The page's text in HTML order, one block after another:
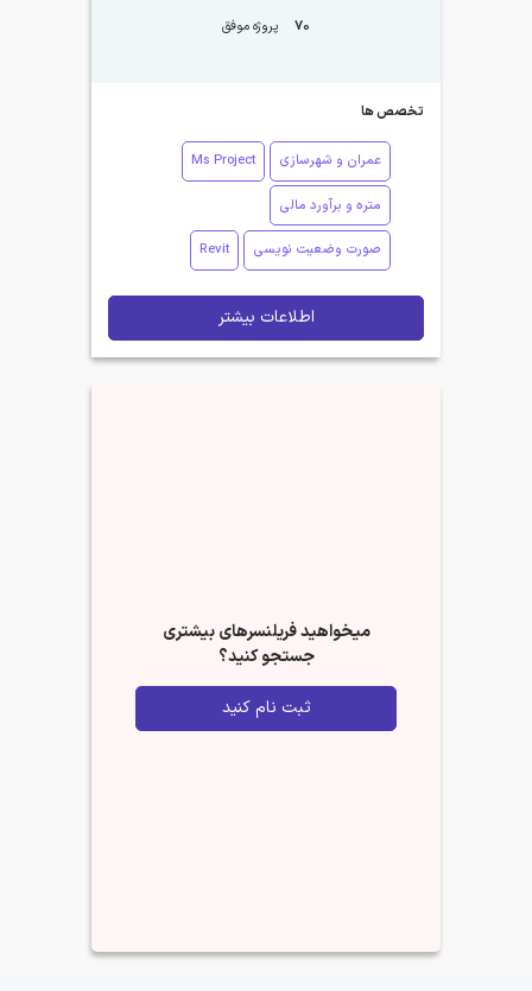
70 پروژه موفق
تخصص ها
عمران و شهرسازی Ms Project
متره و برآورد مالی
صورت وضعیت نویسی Revit
اطلاعات بیشتر
میخواهید فریلنسرهای بیشتری
جستجو کنید؟
ثبت نام کنید